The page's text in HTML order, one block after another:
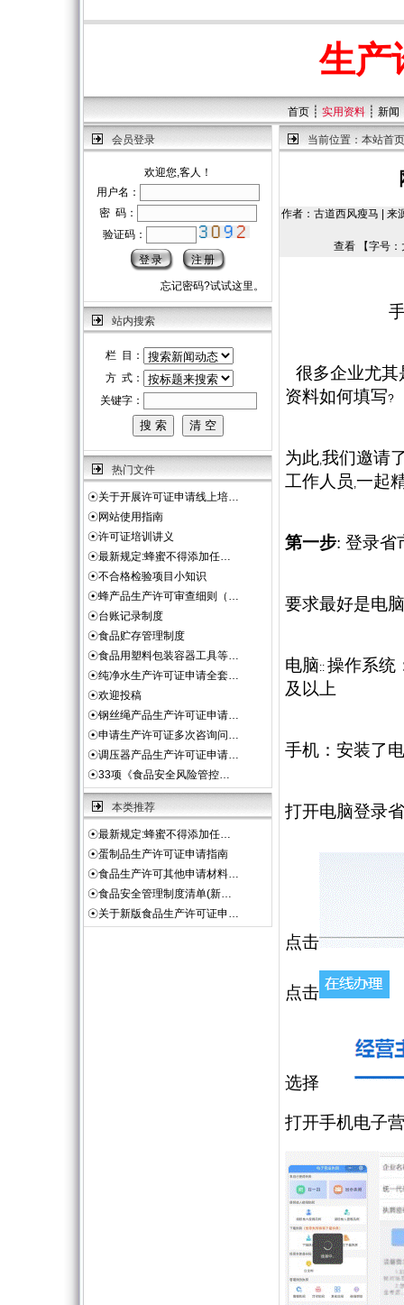
生产
首页 ┊ 实用资料 ┊ 新闻
会员登录
欢迎您,客人！
用户名：
密 码：
验证码：
忘记密码?试试这里。
站内搜索
栏 目：
方 式：
关键字：
热门文件
☉关于开展许可证申请线上培…
☉网站使用指南
☉许可证培训讲义
☉最新规定:蜂蜜不得添加任…
☉不合格检验项目小知识
☉蜂产品生产许可审查细则（…
☉台账记录制度
☉食品贮存管理制度
☉食品用塑料包装容器工具等…
☉纯净水生产许可证申请全套…
☉欢迎投稿
☉钢丝绳产品生产许可证申请…
☉申请生产许可证多次咨询问…
☉调压器产品生产许可证申请…
☉33项《食品安全风险管控…
本类推荐
☉最新规定:蜂蜜不得添加任…
☉蛋制品生产许可证申请指南
☉食品生产许可其他申请材料…
☉食品安全管理制度清单(新…
☉关于新版食品生产许可证申…
当前位置： 本站首页
作者：古道西风瘦马 | 来
查看 【字号：
很多企业尤其
资料如何填写?
为此,我们邀请
工作人员 ,一起
第一步: 登录省
要求最好是电
电脑:: 操作系统
及以上
手机：安装了
打开电脑登录
点击
点击
选择
打开手机电子